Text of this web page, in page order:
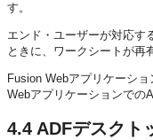
す。
エンド・ユーザーが対応す
ときに、ワークシートが再
Fusion Webアプリケーショ
Webアプリケーションでの
4.4 ADFデスクト